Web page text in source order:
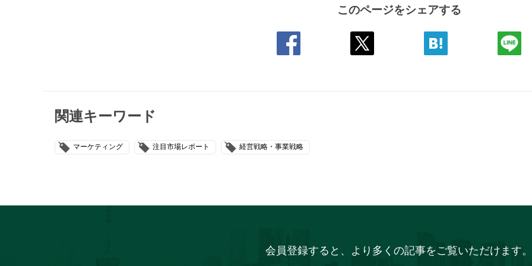
このページをシェアする
関連キーワード
マーケティング 注目市場レポート 経営戦略・事業戦略
会員登録すると、より多くの記事をご覧いただけます。